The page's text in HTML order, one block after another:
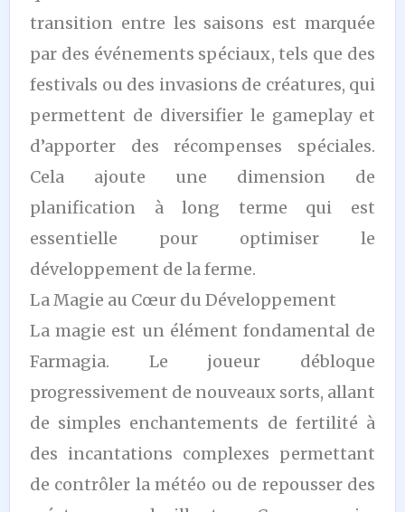
transition entre les saisons est marquée
par des événements spéciaux, tels que des
festivals ou des invasions de créatures, qui
permettent de diversifier le gameplay et
d’apporter des récompenses spéciales.
Cela ajoute une dimension de
planification à long terme qui est
essentielle pour optimiser le
développement de la ferme.
La Magie au Cœur du Développement
La magie est un élément fondamental de
Farmagia. Le joueur débloque
progressivement de nouveaux sorts, allant
de simples enchantements de fertilité à
des incantations complexes permettant
de contrôler la météo ou de repousser des